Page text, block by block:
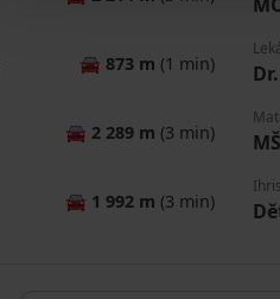
🚘 873 m (1 min)
🚘 2 289 m (3 min) MŠ
🚘 1 992 m (3 min)